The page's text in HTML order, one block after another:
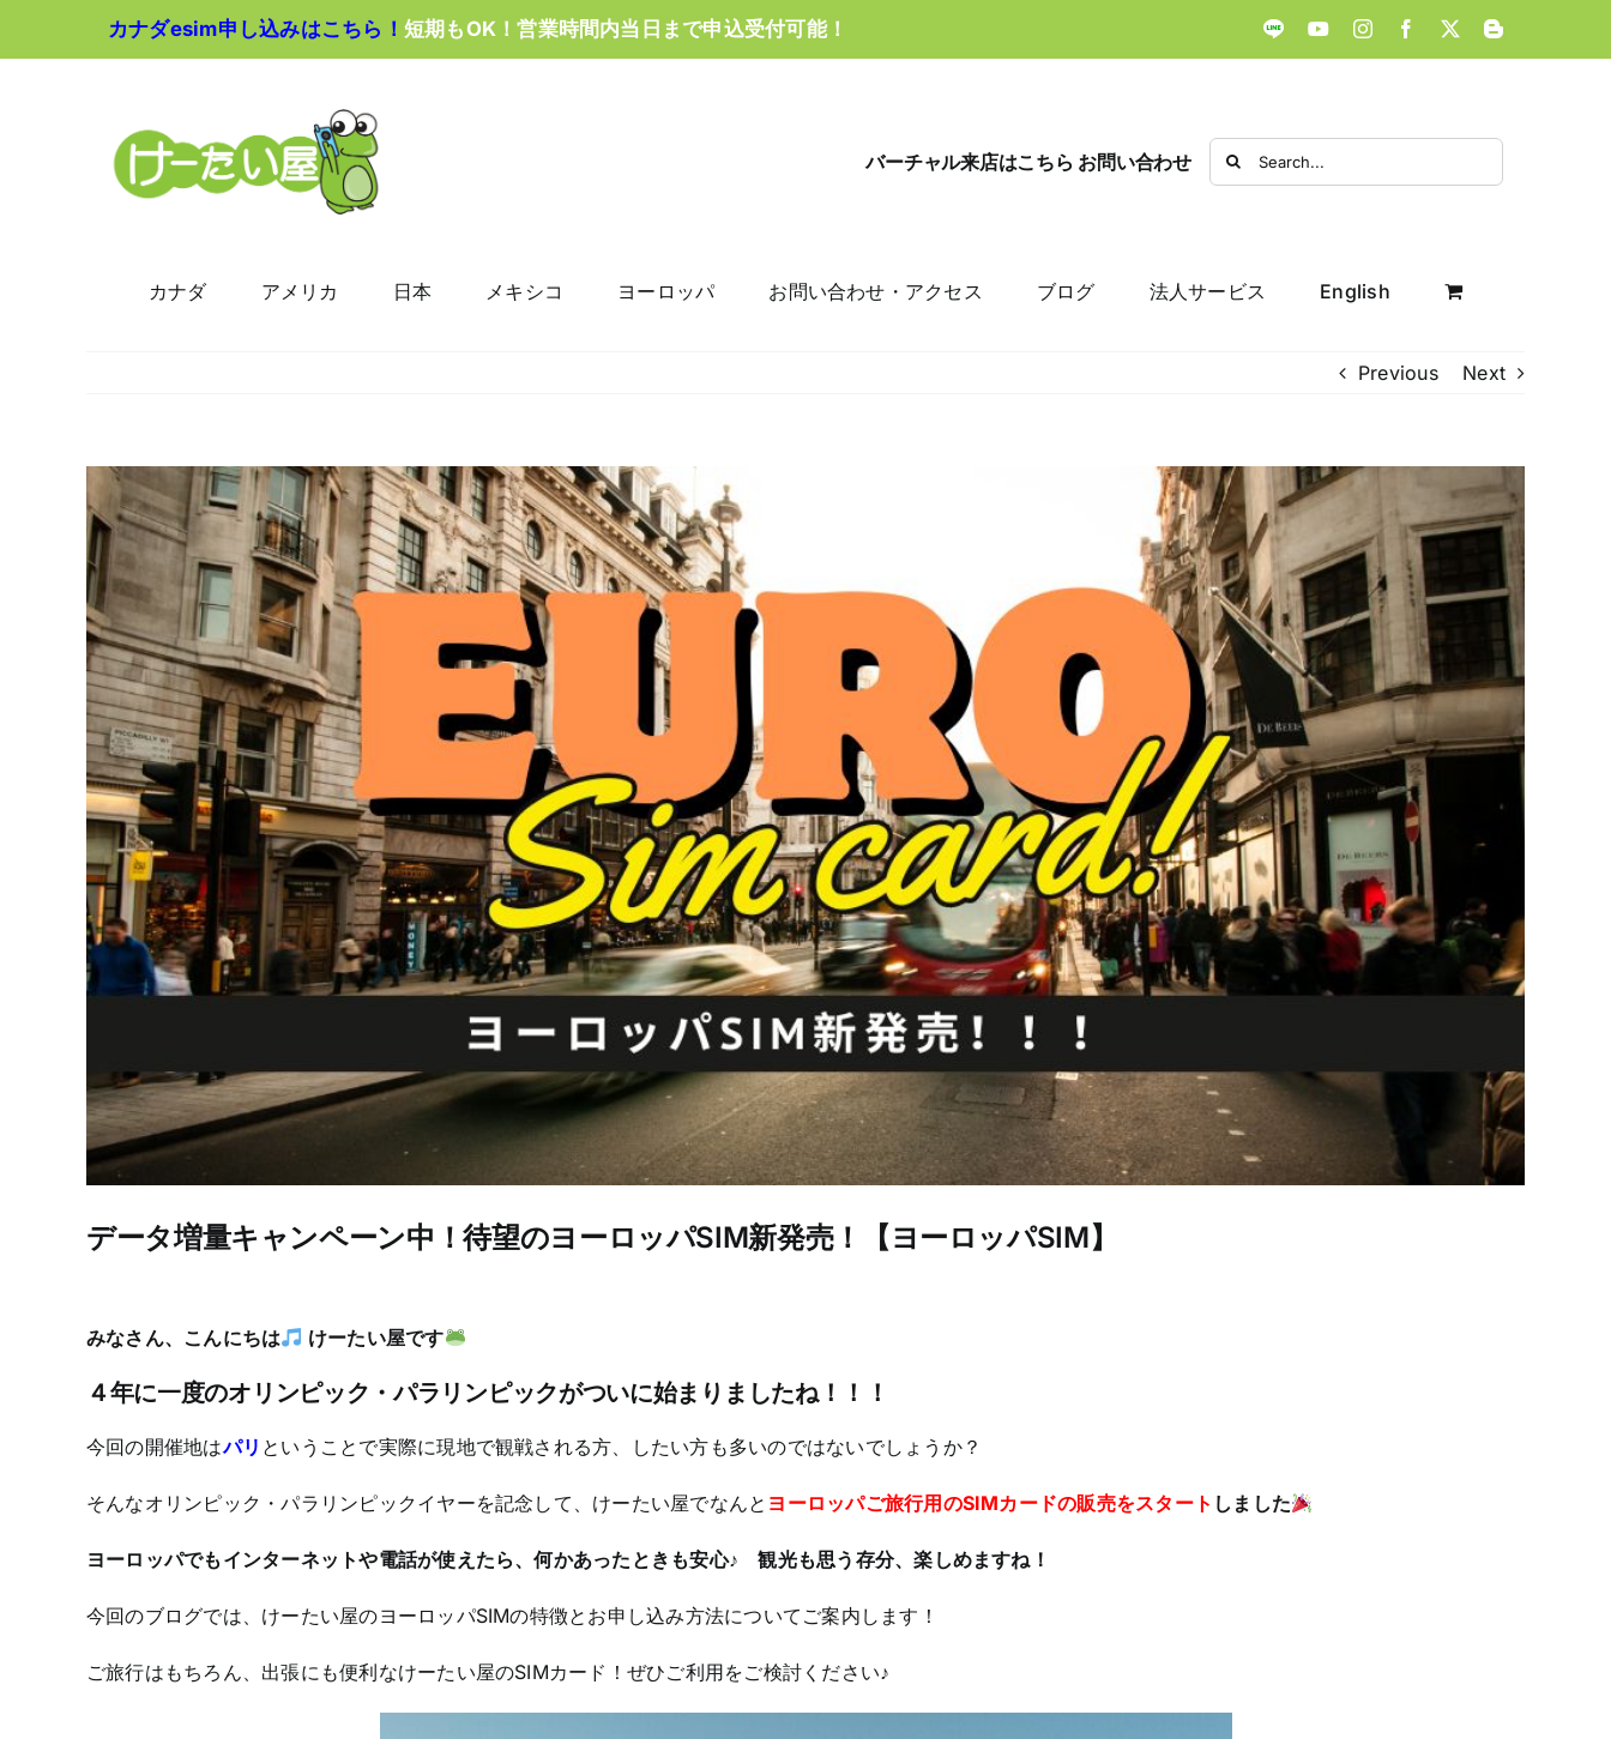
カナダesim申し込みはこちら！ 短期もOK！営業時間内当日まで申込受付可能！ LINE YouTubeInstagramFacebook
X Blogger
バーチャル来店はこちら お問い合わせ
Search
for:
カナダ アメリカ 日本 メキシコ ヨーロッパ お問い合わせ・アクセス ブログ 法人サービス English
Previous Next
View
Larger
Image
データ増量キャンペーン中！待望のヨーロッパSIM新発売！【ヨーロッパSIM】
みなさん、こんにちは けーたい屋です
４年に一度のオリンピック・パラリンピックがついに始まりましたね！！！
今回の開催地はパリ ということで実際に現地で観戦される方、したい方も多いのではないでしょうか？
そんなオリンピック・パラリンピックイヤーを記念して、けーたい屋でなんと ヨーロッパご旅行用のSIMカードの販売をスタート しました
ヨーロッパでもインターネットや電話が使えたら、何かあったときも安心♪ 観光も思う存分、楽しめますね！
今回のブログでは、けーたい屋のヨーロッパSIMの特徴とお申し込み方法についてご案内します！
ご旅行はもちろん、出張にも便利なけーたい屋のSIMカード！ぜひご利用をご検討ください♪